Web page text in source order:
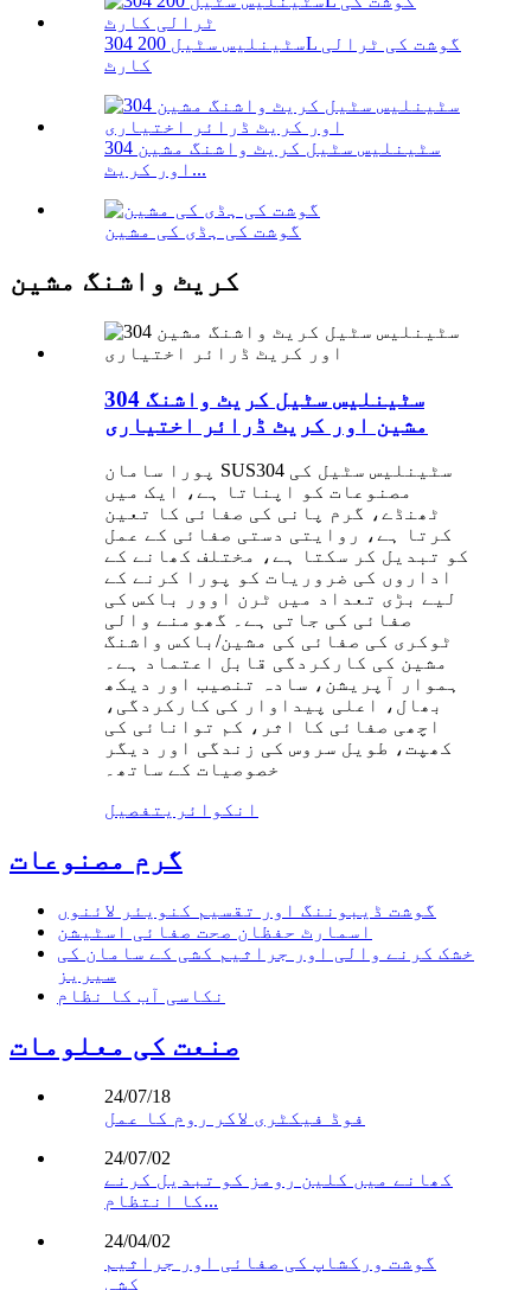
304 سٹینلیس سٹیل 200L گوشت کی ٹرالی
کارٹ
304 سٹینلیس سٹیل کریٹ واشنگ مشین
اور کریٹ...
گوشت کی ہڈی کی مشین
کریٹ واشنگ مشین
304 سٹینلیس سٹیل کریٹ واشنگ
مشین اور کریٹ ڈرائر اختیاری
پورا سامان SUS304 سٹینلیس سٹیل کی
مصنوعات کو اپناتا ہے، ایک میں
ٹھنڈے، گرم پانی کی صفائی کا تعین
کرتا ہے، روایتی دستی صفائی کے عمل
کو تبدیل کر سکتا ہے، مختلف کھانے کے
اداروں کی ضروریات کو پورا کرنے کے
لیے بڑی تعداد میں ٹرن اوور باکس کی
صفائی کی جاتی ہے۔ گھومنے والی
ٹوکری کی صفائی کی مشین/باکس واشنگ
مشین کی کارکردگی قابل اعتماد ہے۔
ہموار آپریشن، سادہ تنصیب اور دیکھ
بھال، اعلی پیداوار کی کارکردگی،
اچھی صفائی کا اثر، کم توانائی کی
کھپت، طویل سروس کی زندگی اور دیگر
خصوصیات کے ساتھ۔
انکوائریتفصیل
گرم مصنوعات
گوشت ڈیبوننگ اور تقسیم کنویئر لائنوں
اسمارٹ حفظان صحت صفائی اسٹیشن
خشک کرنے والی اور جراثیم کشی کے سامان کی
سیریز
نکاسی آب کا نظام
صنعت کی معلومات
24/07/18
فوڈ فیکٹری لاکر روم کا عمل
24/07/02
کھانے میں کلین رومز کو تبدیل کرنے
کا انتظام...
24/04/02
گوشت ورکشاپ کی صفائی اور جراثیم
کشی